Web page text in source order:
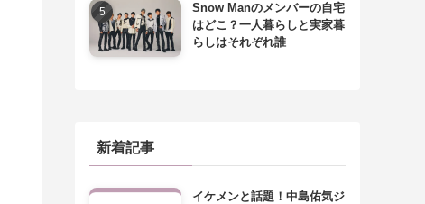
Snow Manのメンバーの自宅
はどこ？一人暮らしと実家暮
らしはそれぞれ誰
新着記事
イケメンと話題！中島佑気ジ